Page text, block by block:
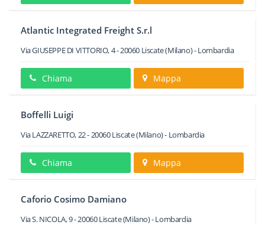
Atlantic Integrated Freight S.r.l
Via GIUSEPPE DI VITTORIO, 4-20060 Liscate(Milano) -Lombardia
Chiama Mappa
Boffelli Luigi
Via LAZZARETTO, 22-20060Liscate(Milano) - Lombardia
Chiama Mappa
Caforio Cosimo Damiano
Via S. NICOLA, 9-20060Liscate(Milano) -Lombardia